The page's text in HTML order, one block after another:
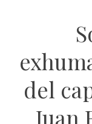
del
Juan